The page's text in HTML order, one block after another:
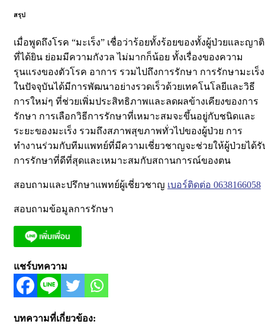
สรุป
เมื่อพูดถึงโรค “มะเร็ง” เชื่อว่าร้อยทั้งร้อยของทั้งผู้ป่วยและญาติ
ที่ได้ยิน ย่อมมีความกังวล ไม่มากก็น้อย ทั้งเรื่องของความ
รุนแรงของตัวโรค อาการ รวมไปถึงการรักษา การรักษามะเร็ง
ในปัจจุบันได้มีการพัฒนาอย่างรวดเร็วด้วยเทคโนโลยีและวิธี
การใหม่ๆ ที่ช่วยเพิ่มประสิทธิภาพและลดผลข้างเคียงของการ
รักษา การเลือกวิธีการรักษาที่เหมาะสมจะขึ้นอยู่กับชนิดและ
ระยะของมะเร็ง รวมถึงสภาพสุขภาพทั่วไปของผู้ป่วย การ
ทำงานร่วมกับทีมแพทย์ที่มีความเชี่ยวชาญจะช่วยให้ผู้ป่วยได้รั
การรักษาที่ดีที่สุดและเหมาะสมกับสถานการณ์ของตน
สอบถามและปรึกษาแพทย์ผู้เชี่ยวชาญ เบอร์ติดต่อ 0638166058
สอบถามข้อมูลการรักษา
แชร์บทความ
บทความที่เกี่ยวข้อง: